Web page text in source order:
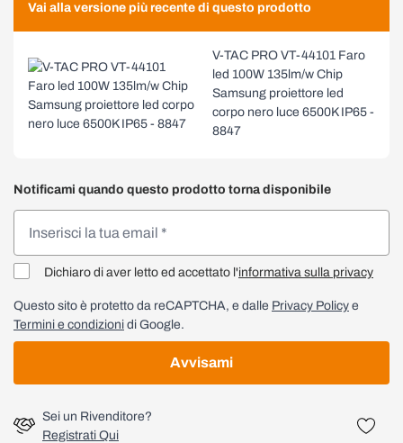
Vai alla versione più recente di questo prodotto
V-TAC PRO VT-44101 Faro
led 100W 135lm/w Chip
Samsung proiettore led
corpo nero luce 6500K IP65 -
8847
Notificami quando questo prodotto torna disponibile
Dichiaro di aver letto ed accettato l'informativa sulla privacy
Questo sito è protetto da reCAPTCHA, e dalle Privacy Policy e
Termini e condizioni di Google.
Avvisami
Sei un Rivenditore?
Registrati Qui